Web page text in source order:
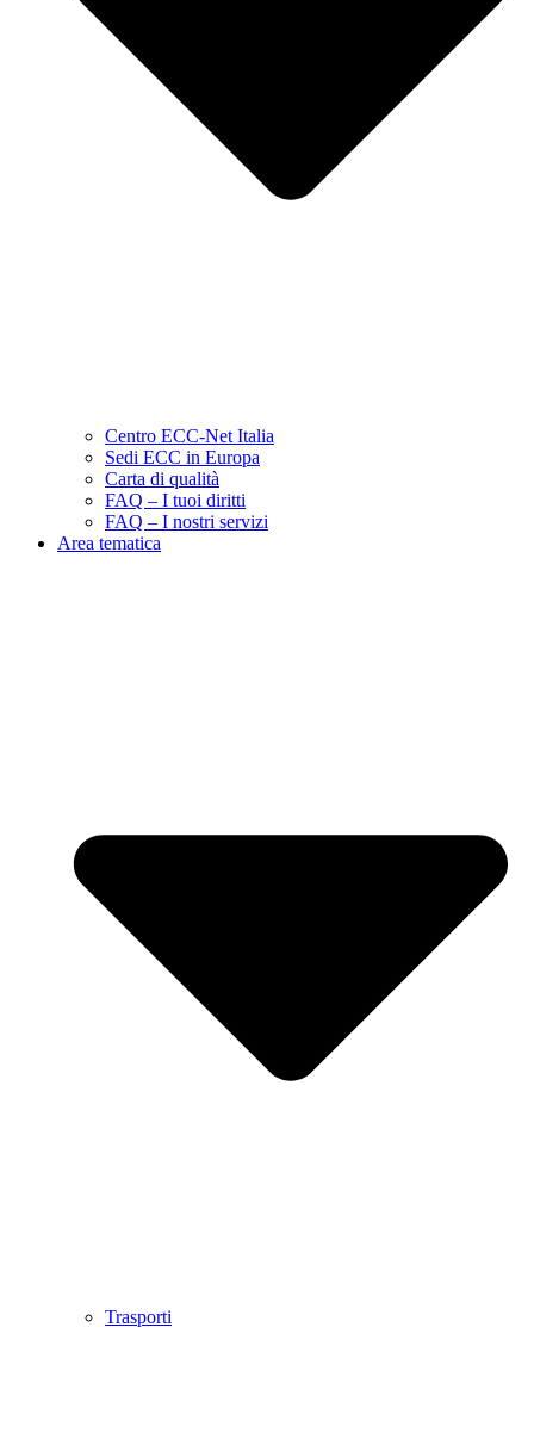
Centro ECC-Net Italia
Sedi ECC in Europa
Carta di qualità
FAQ – I tuoi diritti
FAQ – I nostri servizi
Area tematica
Trasporti